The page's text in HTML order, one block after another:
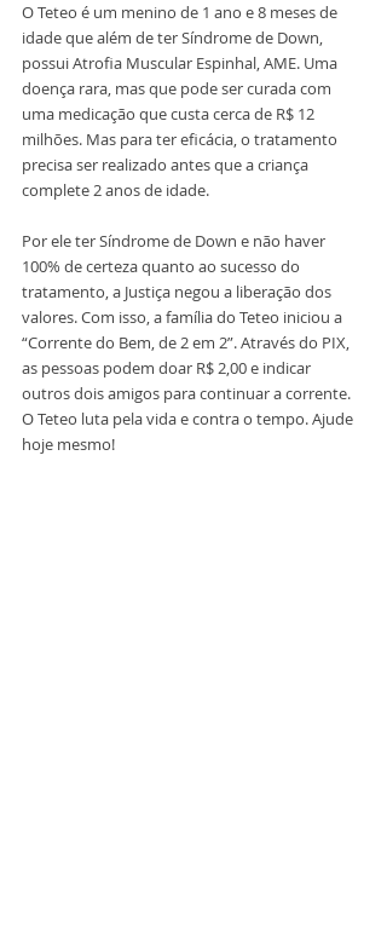
O Teteo é um menino de 1 ano e 8 meses de
idade que além de ter Síndrome de Down,
possui Atrofia Muscular Espinhal, AME. Uma
doença rara, mas que pode ser curada com
uma medicação que custa cerca de R$ 12
milhões. Mas para ter eficácia, o tratamento
precisa ser realizado antes que a criança
complete 2 anos de idade.
Por ele ter Síndrome de Down e não haver
100% de certeza quanto ao sucesso do
tratamento, a Justiça negou a liberação dos
valores. Com isso, a família do Teteo iniciou a
“Corrente do Bem, de 2 em 2”. Através do PIX,
as pessoas podem doar R$ 2,00 e indicar
outros dois amigos para continuar a corrente.
O Teteo luta pela vida e contra o tempo. Ajude
hoje mesmo!